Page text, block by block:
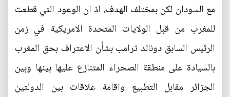
مع السودان لكن بمختلف الهدف، اذ ان الوعود التي قطعت
للمغرب من قبل الولايات المتحدة الامريكية في زمن
الرئيس السابق دونالد ترامب بشأن الاعتراف بحق المغرب
بالسيادة على منطقة الصحراء المتنازع عليها بينها وبين
الجزائر مقابل التطبيع واقامة علاقات بين الدولتين